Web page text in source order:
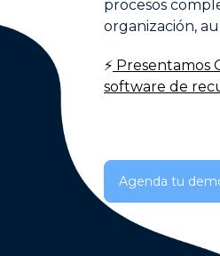
Encuestas de
Soluciones de
procesos
organización,
⚡ Presentamos
software de
Agenda tu